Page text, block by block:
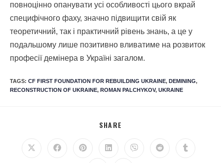
повноцінно опанувати усі особливості цього вкрай
специфічного фаху, значно підвищити свій як
теоретичний, так і практичний рівень знань, а це у
подальшому лише позитивно вливатиме на розвиток
професії демінера в Україні загалом.
TAGS: CF FIRST FOUNDATION FOR REBUILDING UKRAINE, DEMINING,
RECONSTRUCTION OF UKRAINE, ROMAN PALCHYKOV, UKRAINE
SHARE